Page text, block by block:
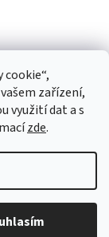
zařízení,
využití dat a s
zde.
Upravit